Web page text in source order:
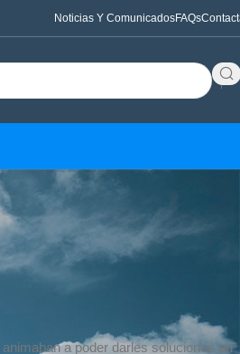
Noticias Y ComunicadosFAQs
a poder darles soluciones en